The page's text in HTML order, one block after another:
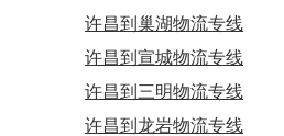
许昌到巢湖物流专线
许昌到宣城物流专线
许昌到三明物流专线
许昌到龙岩物流专线